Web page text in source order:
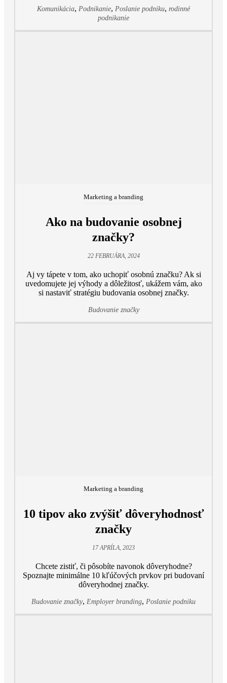
Komunikácia, Podnikanie, Poslanie podniku, rodinné
podnikanie
Marketing a branding
Ako na budovanie osobnej
značky?
22 FEBRUÁRA, 2024
Aj vy tápete v tom, ako uchopiť osobnú značku? Ak si
uvedomujete jej výhody a dôležitosť, ukážem vám, ako
si nastaviť stratégiu budovania osobnej značky.
Budovanie značky
Marketing a branding
10 tipov ako zvýšiť dôveryhodnosť
značky
17 APRÍLA, 2023
Chcete zistiť, či pôsobíte navonok dôveryhodne?
Spoznajte minimálne 10 kľúčových prvkov pri budovaní
dôveryhodnej značky.
Budovanie značky, Employer branding, Poslanie podniku